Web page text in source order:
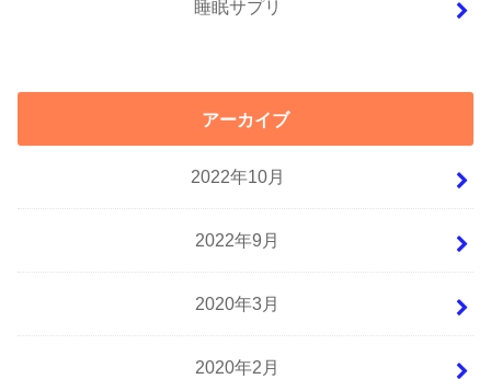
睡眠サプリ
アーカイブ
2022年10月
2022年9月
2020年3月
2020年2月